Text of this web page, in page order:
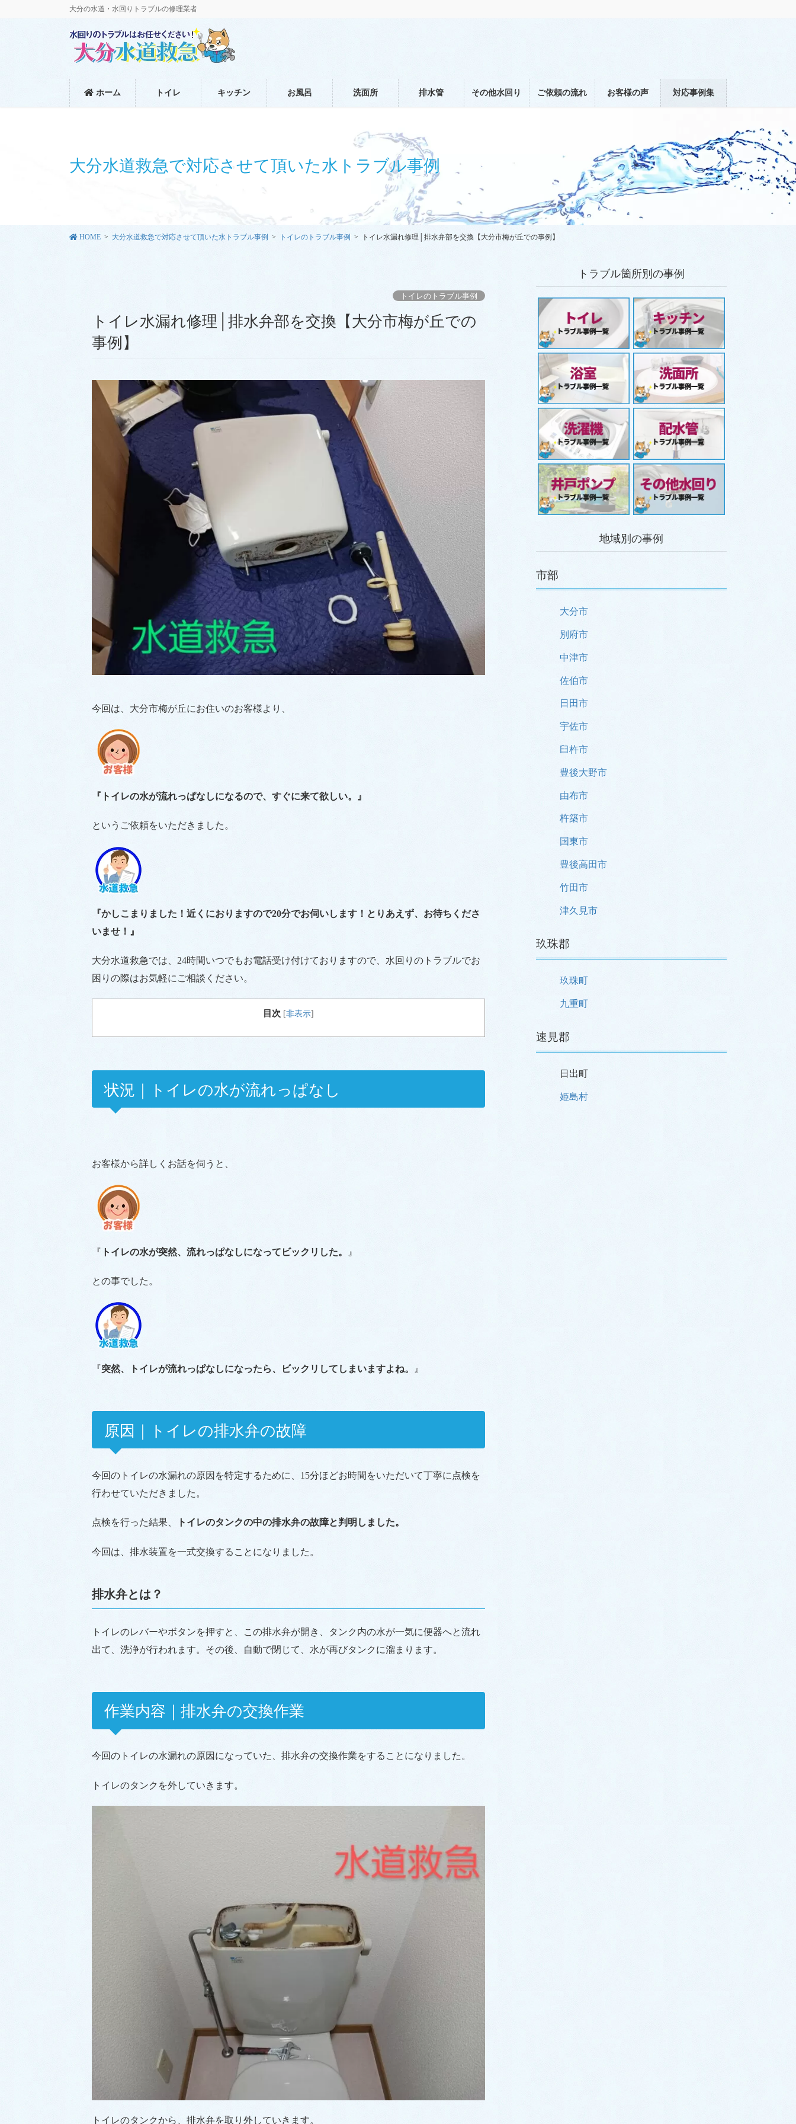
大分の水道・水回りトラブルの修理業者
ホーム トイレ キッチン お風呂 洗面所 排水管 その他水回り ご依頼の流れ お客様の声 対応事例集
大分水道救急で対応させて頂いた水トラブル事例
HOME 大分水道救急で対応させて頂いた水トラブル事例 トイレのトラブル事例 トイレ水漏れ修理│排水弁部を交換【大分市梅が丘での事例】
トイレのトラブル事例
トイレ水漏れ修理│排水弁部を交換【大分市梅が丘での
事例】
今回は、大分市梅が丘にお住いのお客様より、
『トイレの水が流れっぱなしになるので、すぐに来て欲しい。』
というご依頼をいただきました。
『かしこまりました！近くにおりますので20分でお伺いします！とりあえず、お待ちくださ
いませ！』
大分水道救急では、24時間いつでもお電話受け付けておりますので、水回りのトラブルでお
困りの際はお気軽にご相談ください。
目次 [非表示]
状況｜トイレの水が流れっぱなし
お客様から詳しくお話を伺うと、
『 トイレの水が突然、流れっぱなしになってビックリした。 』
との事でした。
『突然、トイレが流れっぱなしになったら、ビックリしてしまいますよね。 』
原因｜トイレの排水弁の故障
今回のトイレの水漏れの原因を特定するために、15分ほどお時間をいただいて丁寧に点検を
行わせていただきました。
点検を行った結果、 トイレのタンクの中の排水弁の故障と判明しました。
今回は、排水装置を一式交換することになりました。
排水弁とは？
トイレのレバーやボタンを押すと、この排水弁が開き、タンク内の水が一気に便器へと流れ
出て、洗浄が行われます。その後、自動で閉じて、水が再びタンクに溜まります。
作業内容｜排水弁の交換作業
今回のトイレの水漏れの原因になっていた、排水弁の交換作業をすることになりました。
トイレのタンクを外していきます。
トイレのタンクから、排水弁を取り外していきます。
トラブル箇所別の事例
地域別の事例
市部
大分市
別府市
中津市
佐伯市
日田市
宇佐市
臼杵市
豊後大野市
由布市
杵築市
国東市
豊後高田市
竹田市
津久見市
玖珠郡
玖珠町
九重町
速見郡
日出町
姫島村